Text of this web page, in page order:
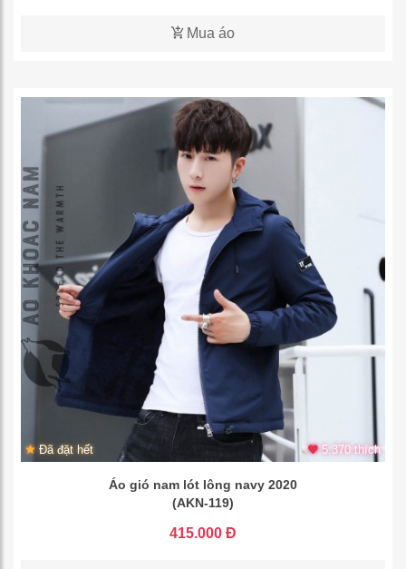
Mua áo
Đã đặt hết 5.370 thích
Áo gió nam lót lông navy 2020
(AKN-119)
415.000 Đ